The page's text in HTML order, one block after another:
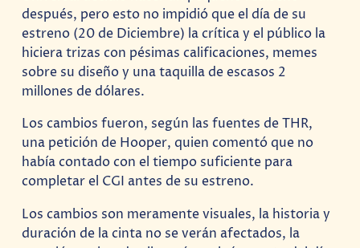
después, pero esto no impidió que el día de su
estreno (20 de Diciembre) la crítica y el público la
hiciera trizas con pésimas calificaciones, memes
sobre su diseño y una taquilla de escasos 2
millones de dólares.
Los cambios fueron, según las fuentes de THR,
una petición de Hooper, quien comentó que no
había contado con el tiempo suficiente para
completar el CGI antes de su estreno.
Los cambios son meramente visuales, la historia y
duración de la cinta no se verán afectados, la